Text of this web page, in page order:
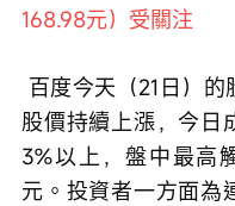
168.98元）受關注
股價持續上漲，今日
3%以上，盤中最高
元。投資者一方面為